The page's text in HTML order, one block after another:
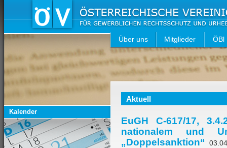
Über uns Mitglieder ÖBl
Aktuell
EuGH C-617/17,
nationalem und
„Doppelsanktion“
Kalender